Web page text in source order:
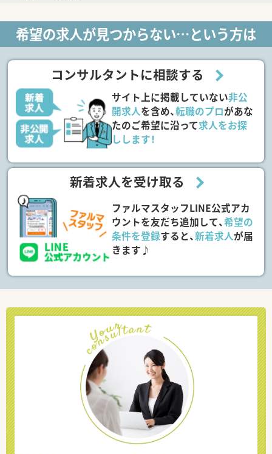
希望の求人が見つからない…という方は
コンサルタントに相談する
サイト上に掲載していない非公
開求人を含め、転職のプロがあな
たのご希望に沿って求人をお探
しします！
新着求人を受け取る
ファルマスタッフLINE公式アカ
ウントを友だち追加して、希望の
条件を登録すると、新着求人が届
きます♪